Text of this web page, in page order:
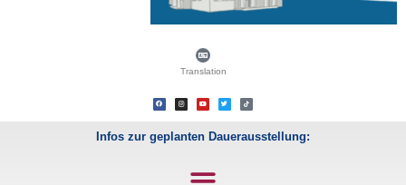
Translation
Infos zur geplanten Dauerausstellung: